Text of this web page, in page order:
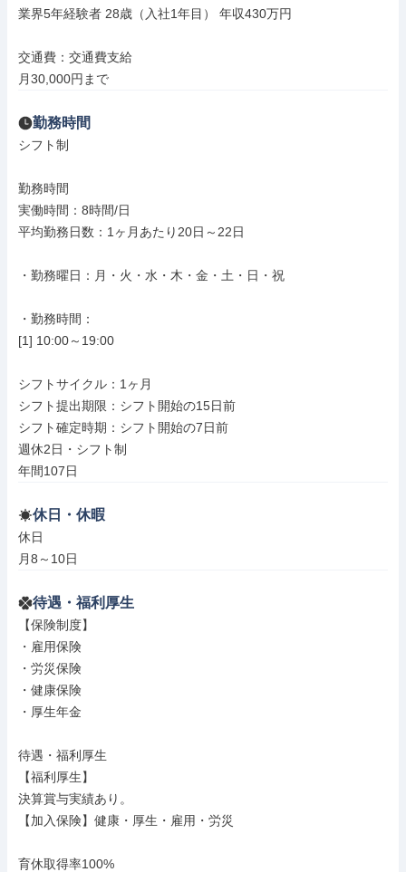
業界5年経験者 28歳（入社1年目） 年収430万円
交通費：交通費支給
月30,000円まで
勤務時間
シフト制
勤務時間
実働時間：8時間/日
平均勤務日数：1ヶ月あたり20日～22日
・勤務曜日：月・火・水・木・金・土・日・祝
・勤務時間：
[1] 10:00～19:00
シフトサイクル：1ヶ月
シフト提出期限：シフト開始の15日前
シフト確定時期：シフト開始の7日前
週休2日・シフト制
年間107日
休日・休暇
休日
月8～10日
待遇・福利厚生
【保険制度】
・雇用保険
・労災保険
・健康保険
・厚生年金
待遇・福利厚生
【福利厚生】
決算賞与実績あり。
【加入保険】健康・厚生・雇用・労災
育休取得率100%